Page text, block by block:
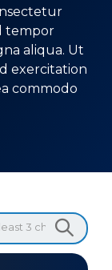
tempor
aliqua. Ut
exercitation
commodo